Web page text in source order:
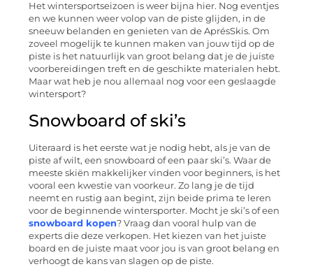
Het wintersportseizoen is weer bijna hier. Nog eventjes
en we kunnen weer volop van de piste glijden, in de
sneeuw belanden en genieten van de AprésSkis. Om
zoveel mogelijk te kunnen maken van jouw tijd op de
piste is het natuurlijk van groot belang dat je de juiste
voorbereidingen treft en de geschikte materialen hebt.
Maar wat heb je nou allemaal nog voor een geslaagde
wintersport?
Snowboard ofski’s
Uiteraard is het eerste wat je nodig hebt, als je van de
piste af wilt, een snowboard of een paar ski’s. Waar de
meeste skiën makkelijker vinden voor beginners, is het
vooral een kwestie van voorkeur. Zo lang je de tijd
neemt en rustig aan begint, zijn beide prima te leren
voor de beginnende wintersporter. Mocht je ski’s of een
snowboard kopen? Vraag dan vooral hulp van de
experts die deze verkopen. Het kiezen van het juiste
board en de juiste maat voor jou is van groot belang en
verhoogt de kans van slagen op de piste.